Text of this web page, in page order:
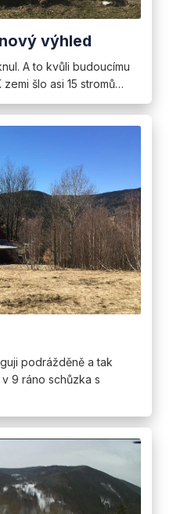
výhled
A to kvůli budoucímu
šlo asi 15 stromů…
podrážděně a tak
9 ráno schůzka s